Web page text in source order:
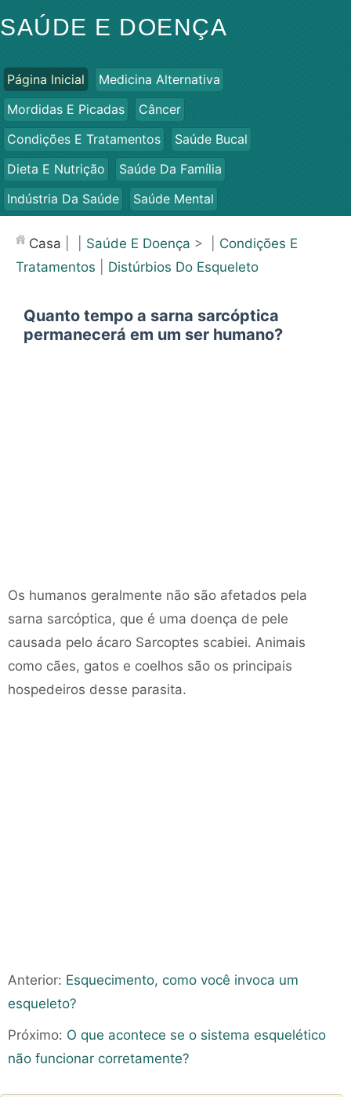
SAÚDE E DOENÇA
Página Inicial
Medicina Alternativa
Mordidas E Picadas
Câncer
Condições E Tratamentos
Saúde Bucal
Dieta E Nutrição
Saúde Da Família
Indústria Da Saúde
Saúde Mental
Saúde
Casa Saúde E Doença > | Condições E
Tratamentos
Distúrbios Do Esqueleto
Quanto tempo a sarna sarcóptica
permanecerá em um ser humano?
Os humanos geralmente não são afetados pela
sarna sarcóptica, que é uma doença de pele
causada pelo ácaro Sarcoptes scabiei. Animais
como cães, gatos e coelhos são os principais
hospedeiros desse parasita.
Anterior: Esquecimento, como você invoca um
esqueleto?
Próximo: O que acontece se o sistema esquelético
não funcionar corretamente?